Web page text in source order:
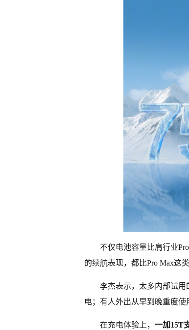
不仅电池容量比肩行业
的续航表现，都比Pro Max这
李杰表示，太多内部试用
电；有人外出从早到晚重度使
在充电体验上， 一加15T